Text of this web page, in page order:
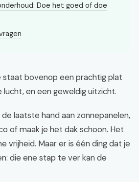
Doe het goed of doe
staat bovenop een prachtig plat
lucht, en een geweldig uitzicht.
laatste hand aan zonnepanelen,
of maak je het dak schoon. Het
vrijheid. Maar er is één ding dat je
die ene stap te ver kan de